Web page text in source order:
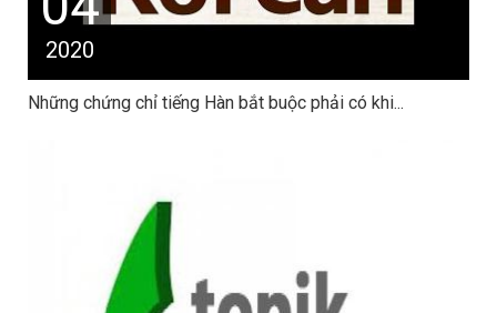
2020
Những chứng chỉ tiếng Hàn bắt buộc phải có khi...